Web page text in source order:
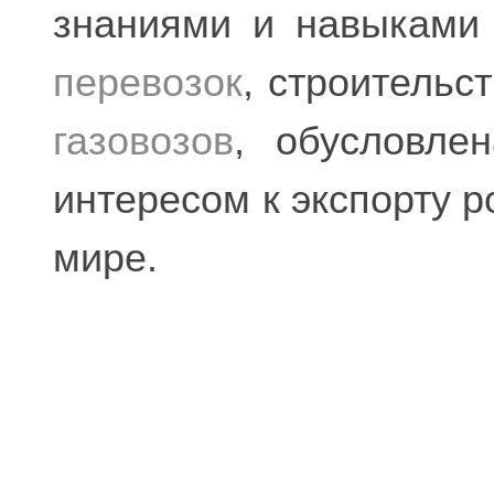
знаниями и
перевозок,
газовозов,
интересом к экспорту
мире.